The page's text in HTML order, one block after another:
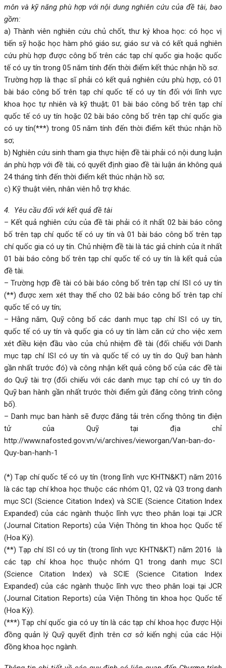
môn và kỹ năng phù hợp với nội dung nghiên cứu của đề tài, bao
gồm:
a) Thành viên nghiên cứu chủ chốt, thư ký khoa học: có học vị
tiến sỹ hoặc học hàm phó giáo sư, giáo sư và có kết quả nghiên
cứu phù hợp được công bố trên các tạp chí quốc gia hoặc quốc
tế có uy tín trong 05 năm tính đến thời điểm kết thúc nhận hồ sơ.
Trường hợp là thạc sĩ phải có kết quả nghiên cứu phù hợp, có 01
bài báo công bố trên tạp chí quốc tế có uy tín đối với lĩnh vực
khoa học tự nhiên và kỹ thuật; 01 bài báo công bố trên tạp chí
quốc tế có uy tín hoặc 02 bài báo công bố trên tạp chí quốc gia
có uy tín(***) trong 05 năm tính đến thời điểm kết thúc nhận hồ
sơ;
b) Nghiên cứu sinh tham gia thực hiện đề tài phải có nội dung luận
án phù hợp với đề tài, có quyết định giao đề tài luận án không quá
24 tháng tính đến thời điểm kết thúc nhận hồ sơ;
c) Kỹ thuật viên, nhân viên hỗ trợ khác.
4. Yêu cầu đối với kết quả đề tài
– Kết quả nghiên cứu của đề tài phải có ít nhất 02 bài báo công
bố trên tạp chí quốc tế có uy tín và 01 bài báo công bố trên tạp
chí quốc gia có uy tín. Chủ nhiệm đề tài là tác giả chính của ít nhất
01 bài báo công bố trên tạp chí quốc tế có uy tín là kết quả của
đề tài.
– Trường hợp đề tài có bài báo công bố trên tạp chí ISI có uy tín
(**) được xem xét thay thế cho 02 bài báo công bố trên tạp chí
quốc tế có uy tín;
– Hằng năm, Quỹ công bố các danh mục tạp chí ISI có uy tín,
quốc tế có uy tín và quốc gia có uy tín làm căn cứ cho việc xem
xét điều kiện đầu vào của chủ nhiệm đề tài (đối chiếu với Danh
mục tạp chí ISI có uy tín và quốc tế có uy tín do Quỹ ban hành
gần nhất trước đó) và công nhận kết quả công bố của các đề tài
do Quỹ tài trợ (đối chiếu với các danh mục tạp chí có uy tín do
Quỹ ban hành gần nhất trước thời điểm gửi đăng công trình công
bố).
– Danh mục ban hành sẽ được đăng tải trên cổng thông tin điện
tử của Quỹ tại địa chỉ
http://www.nafosted.gov.vn/vi/archives/vieworgan/Van-ban-do-
Quy-ban-hanh-1
(*) Tạp chí quốc tế có uy tín (trong lĩnh vực KHTN&KT) năm 2016
là các tạp chí khoa học thuộc các nhóm Q1, Q2 và Q3 trong danh
mục SCI (Science Citation Index) và SCIE (Science Citation Index
Expanded) của các ngành thuộc lĩnh vực theo phân loại tại JCR
(Journal Citation Reports) của Viện Thông tin khoa học Quốc tế
(Hoa Kỳ).
(**) Tạp chí ISI có uy tín (trong lĩnh vực KHTN&KT) năm 2016 là
các tạp chí khoa học thuộc nhóm Q1 trong danh mục SCI
(Science Citation Index) và SCIE (Science Citation Index
Expanded) của các ngành thuộc lĩnh vực theo phân loại tại JCR
(Journal Citation Reports) của Viện Thông tin khoa học Quốc tế
(Hoa Kỳ).
(***) Tạp chí quốc gia có uy tín là các tạp chí khoa học được Hội
đồng quản lý Quỹ quyết định trên cơ sở kiến nghị của các Hội
đồng khoa học ngành.